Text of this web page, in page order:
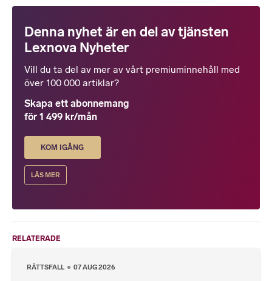
Denna nyhet är en del av tjänsten
Lexnova Nyheter
Vill du ta del av mer av vårt premiuminnehåll med
över 100 000 artiklar?
Skapa ett abonnemang
för 1 499 kr/mån
KOM IGÅNG
LÄS MER
RELATERADE
RÄTTSFALL 07 AUG 2026